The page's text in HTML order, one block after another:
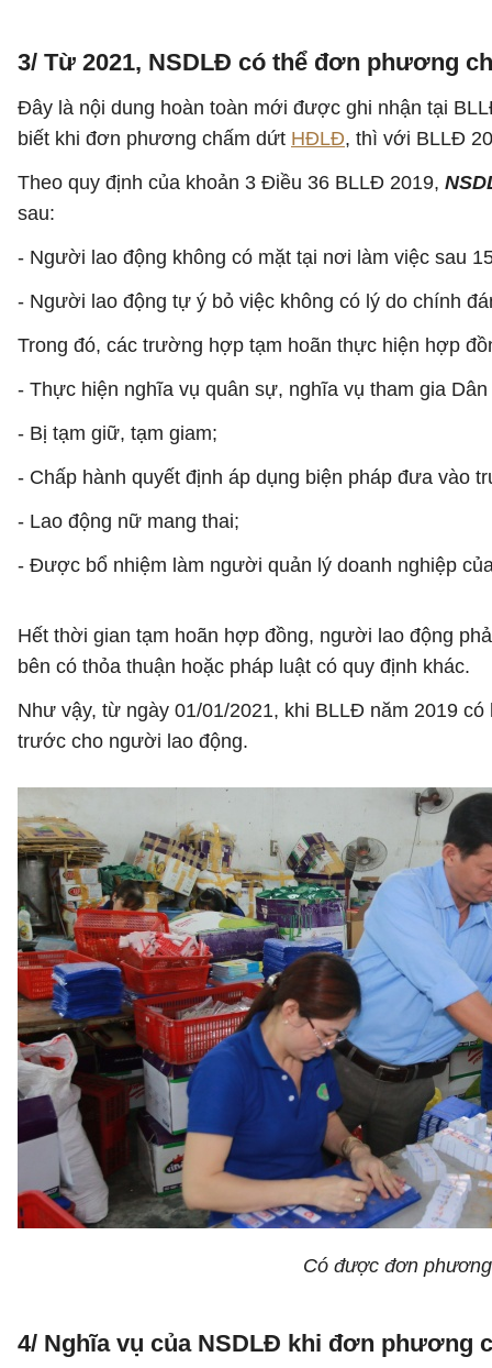
3/ Từ 2021, NSDLĐ có thể đơn phương
Đây là nội dung hoàn toàn mới được ghi nhận tại
biết khi đơn phương chấm dứt HĐLĐ, thì với BLLĐ
Theo quy định của khoản 3 Điều 36 BLLĐ 2019,
sau:
- Người lao động không có mặt tại nơi làm việc sau
- Người lao động tự ý bỏ việc không có lý do chính
Trong đó, các trường hợp tạm hoãn thực hiện hợp
- Thực hiện nghĩa vụ quân sự, nghĩa vụ tham gia
- Bị tạm giữ, tạm giam;
- Chấp hành quyết định áp dụng biện pháp đưa vào
- Lao động nữ mang thai;
- Được bổ nhiệm làm người quản lý doanh nghiệp
Hết thời gian tạm hoãn hợp đồng, người lao động
bên có thỏa thuận hoặc pháp luật có quy định khác.
Như vậy, từ ngày 01/01/2021, khi BLLĐ năm 2019
trước cho người lao động.
Có được đơn
4/ Nghĩa vụ của NSDLĐ khi đơn phương